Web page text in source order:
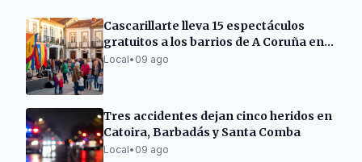
Cascarillarte lleva 15 espectáculos
gratuitos a los barrios de A Coruña en
agosto
Local• 09 ago
Tres accidentes dejan cinco heridos en
Catoira, Barbadás y Santa Comba
Local• 09 ago